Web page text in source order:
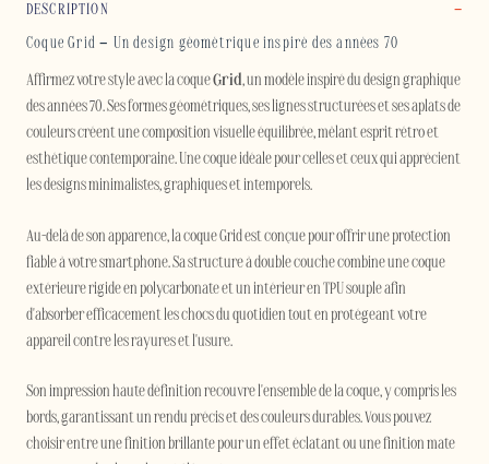
IPHONE
DESCRIPTION
Coque Grid – Un design géométrique inspiré des années 70
Affirmez votre style avec la coqueGrid, un modèle inspiré du design graphique
des années 70. Ses formes géométriques, ses lignes structurées et ses aplats de
couleurs créent une composition visuelle équilibrée, mêlant esprit rétro et
esthétique contemporaine. Une coque idéale pour celles et ceux qui apprécient
les designs minimalistes, graphiques et intemporels.
Au-delà de son apparence, la coque Grid est conçue pour offrir une protection
fiable à votre smartphone. Sa structure à double couche combine une coque
extérieure rigide en polycarbonate et un intérieur en TPU souple afin
d'absorber efficacement les chocs du quotidien tout en protégeant votre
appareil contre les rayures et l'usure.
Son impression haute définition recouvre l'ensemble de la coque, y compris les
bords, garantissant un rendu précis et des couleurs durables. Vous pouvez
choisir entre une finition brillante pour un effet éclatant ou une finition mate